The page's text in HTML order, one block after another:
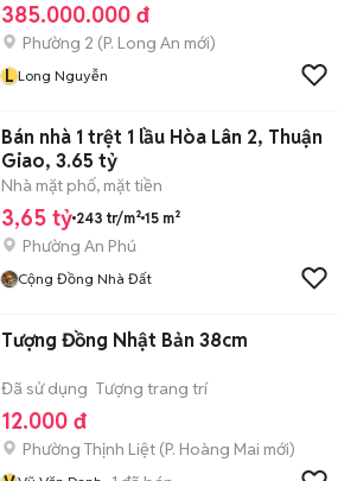
385.000.000 đ
Phường 2 (P. Long An mới)
L Long Nguyễn
Bán nhà 1 trệt 1 lầu Hòa Lân 2, Thuận
Giao, 3.65 tỷ
Nhà mặt phố, mặt tiền
3,65 tỷ 243 tr/m² 15 m²
Phường An Phú
Cộng Đồng Nhà Đất
Tượng Đồng Nhật Bản 38cm
Đã sử dụng Tượng trang trí
12.000 đ
Phường Thịnh Liệt (P. Hoàng Mai mới)